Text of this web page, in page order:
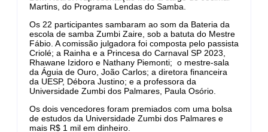
Martins, do Programa Lendas do Samba.
Os 22 participantes sambaram ao som da Bateria da
escola de samba Zumbi Zaire, sob a batuta do Mestre
Fábio. A comissão julgadora foi composta pelo passista
Criolé; a Rainha e a Princesa do Carnaval SP 2023,
Rhawane Izidoro e Nathany Piemonti; o mestre-sala
da Águia de Ouro, João Carlos; a diretora financeira
da UESP, Débora Justino; e a professora da
Universidade Zumbi dos Palmares, Paula Osório.
Os dois vencedores foram premiados com uma bolsa
de estudos da Universidade Zumbi dos Palmares e
mais R$ 1 mil em dinheiro.